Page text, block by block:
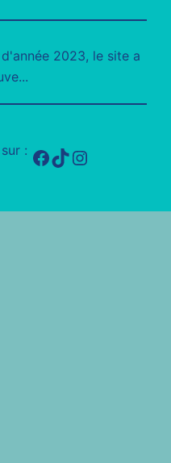
2023, le site a
: Facebook
TikTok
Instagram